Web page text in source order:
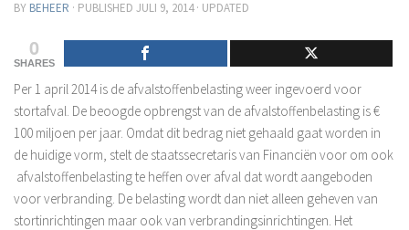
Belastingzaken
Financiële dienstverlening
Salaris Administratie
Overige Diensten
Financiële analyses
Verzekeringen
BY BEHEER · PUBLISHED JULI 9, 2014· UPDATED
0
SHARES
Per 1 april 2014 is de afvalstoffenbelasting weer ingevoerd voor
stortafval. De beoogde opbrengst van de afvalstoffenbelasting is €
100 miljoen per jaar. Omdat dit bedrag niet gehaald gaat worden in
de huidige vorm, stelt de staatssecretaris van Financiën voor om ook
afvalstoffenbelasting te heffen over afval dat wordt aangeboden
voor verbranding. De belasting wordt dan niet alleen geheven van
stortinrichtingen maar ook van verbrandingsinrichtingen. Het